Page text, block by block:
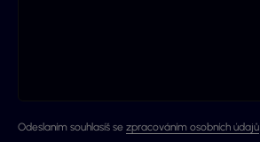
Odeslaním souhlasíš se zpracováním osobních údajů